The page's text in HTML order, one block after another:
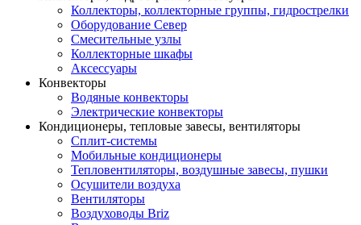
Коллекторы, коллекторные группы, гидрострелки
Оборудование Север
Смесительные узлы
Коллекторные шкафы
Аксессуары
Конвекторы
Водяные конвекторы
Электрические конвекторы
Кондиционеры, тепловые завесы, вентиляторы
Сплит-системы
Мобильные кондиционеры
Тепловентиляторы, воздушные завесы, пушки
Осушители воздуха
Вентиляторы
Воздуховоды Briz